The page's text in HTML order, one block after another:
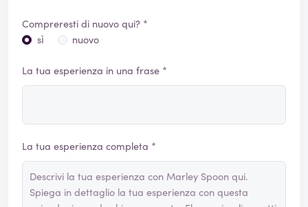
Compreresti di nuovo qui? *
sì
nuovo
La tua esperienza in una frase *
La tua esperienza completa *